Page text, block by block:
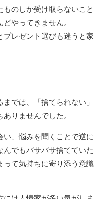
のしか受け取らないこと
やってきません。
プレゼント選びも迷うと家
では、「捨てられない」
りませんでした。
い、悩みを聞くことで逆に
んでもバサバサ捨てていた
って気持ちに寄り添う意識